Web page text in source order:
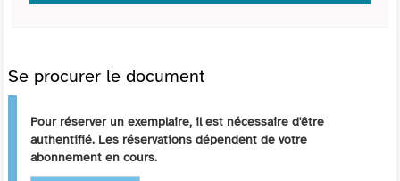
Se procurer le document
Pour réserver un exemplaire, il est nécessaire d'être
authentifié. Les réservations dépendent de votre
abonnement en cours.